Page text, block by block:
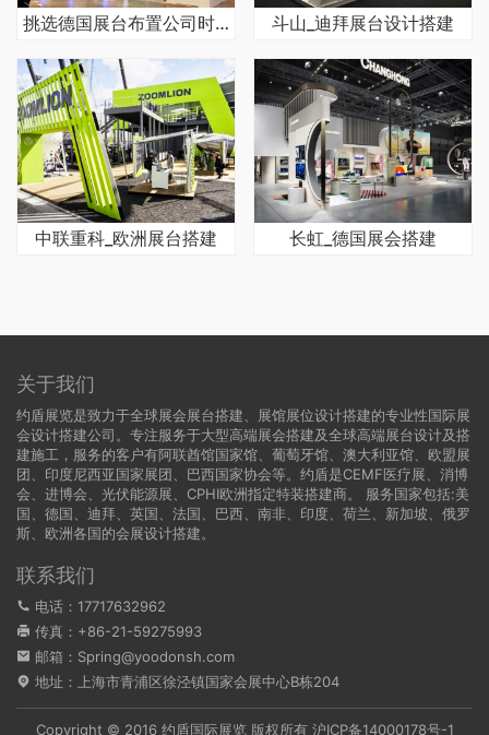
挑选德国展台布置公司时要明确哪些标准 斗山_迪拜展台设计搭建
中联重科_欧洲展台搭建 长虹_德国展会搭建
关于我们
约盾展览是致力于全球展会展台搭建、展馆展位设计搭建的专业性国际展
会设计搭建公司。专注服务于大型高端展会搭建及全球高端展台设计及搭
建施工，服务的客户有阿联酋馆国家馆、葡萄牙馆、澳大利亚馆、欧盟展
团、印度尼西亚国家展团、巴西国家协会等。约盾是CEMF医疗展、消博
会、进博会、光伏能源展、CPHI欧洲指定特装搭建商。 服务国家包括:美
国
德国 、迪拜、英国、法国、巴西、南非、印度、荷兰、新加坡、俄罗
斯、欧洲各国的会展设计搭建。
联系我们
电话：17717632962
传真：+86-21-59275993
邮箱：Spring@yoodonsh.com
地址：上海市青浦区徐泾镇国家会展中心B栋204
Copyright © 2016 约盾国际展览 版权所有 沪ICP备14000178号-1